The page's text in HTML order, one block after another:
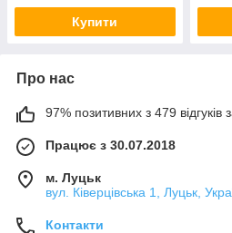
Купити
Про нас
97% позитивних з 479 відгуків
Працює з 30.07.2018
м. Луцьк
вул. Ківерцівська 1, Луцьк,
Контакти